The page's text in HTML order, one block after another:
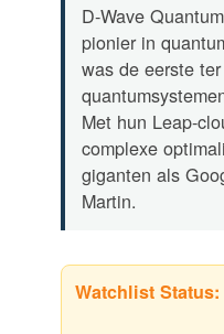
D-Wave
pionier in
was de eerste
Met hun Leap-
complexe
giganten als
Martin.
Watchlist Status: